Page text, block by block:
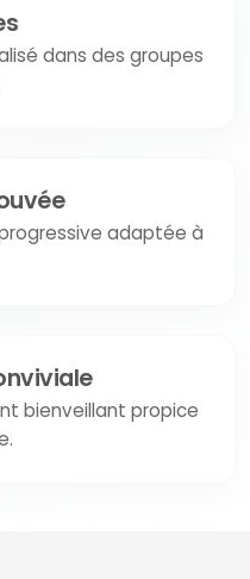
dans des groupes
adaptée à
bienveillant propice